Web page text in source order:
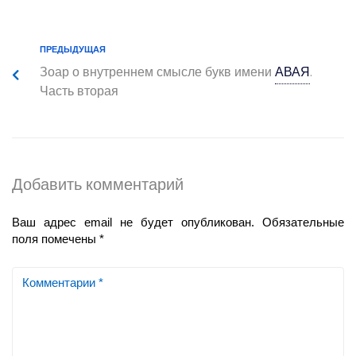
ПРЕДЫДУЩАЯ
Зоар о внутреннем смысле букв имениАВАЯ.
Часть вторая
Добавить комментарий
Ваш адрес email не будет опубликован.
Обязательные
поля помечены *